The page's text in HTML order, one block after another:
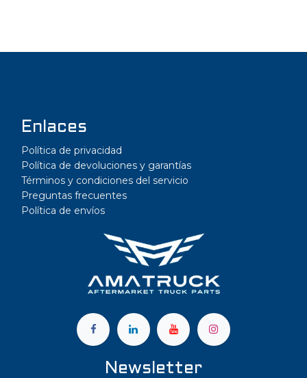
Enlaces
Política de privacidad
Política de devoluciones y garantías
Términos y condiciones del servicio
Preguntas frecuentes
Política de envíos
Newsletter